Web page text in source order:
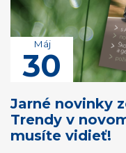
Máj
30
Jarné novinky
Trendy v
musíte vidieť!